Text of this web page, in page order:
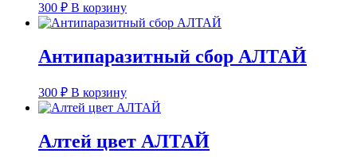
300 ₽ В корзину
Антипаразитный сбор АЛТАЙ
300 ₽ В корзину
Алтей цвет АЛТАЙ